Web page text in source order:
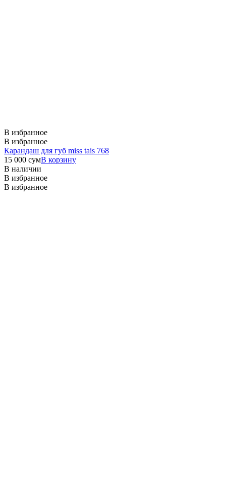
В избранное
В избранное
Карандаш для губ miss tais 768
15 000 сумВ корзину
В наличии
В избранное
В избранное